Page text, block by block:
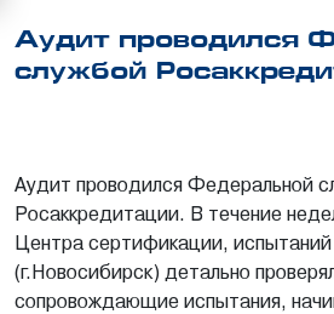
Аудит проводился
службой
Аудит проводился Федеральной
Росаккредитации. В течение
Центра сертификации, испытаний
(г.Новосибирск) детально
сопровождающие испытания,